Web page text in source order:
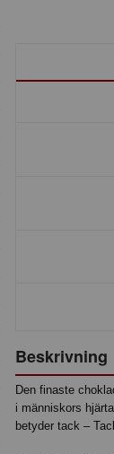
Beskrivning
Den finaste
i människors
betyder tack –